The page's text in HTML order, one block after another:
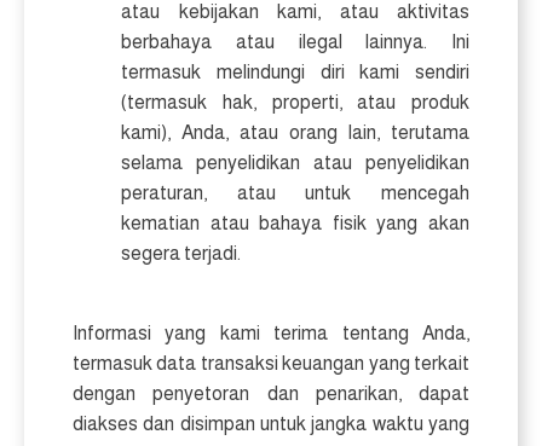
atau kebijakan kami, atau aktivitas
berbahaya atau ilegal lainnya. Ini
termasuk melindungi diri kami sendiri
(termasuk hak, properti, atau produk
kami), Anda, atau orang lain, terutama
selama penyelidikan atau penyelidikan
peraturan, atau untuk mencegah
kematian atau bahaya fisik yang akan
segera terjadi.
Informasi yang kami terima tentang Anda,
termasuk data transaksi keuangan yang terkait
dengan penyetoran dan penarikan, dapat
diakses dan disimpan untuk jangka waktu yang